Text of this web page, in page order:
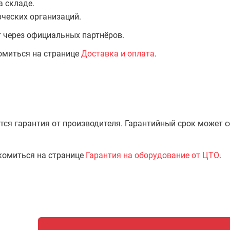
складе.
организаций.
официальных партнёров.
на странице Доставка и оплата.
гарантия от производителя. Гарантийный срок может
на странице Гарантия на оборудование от ЦТО.